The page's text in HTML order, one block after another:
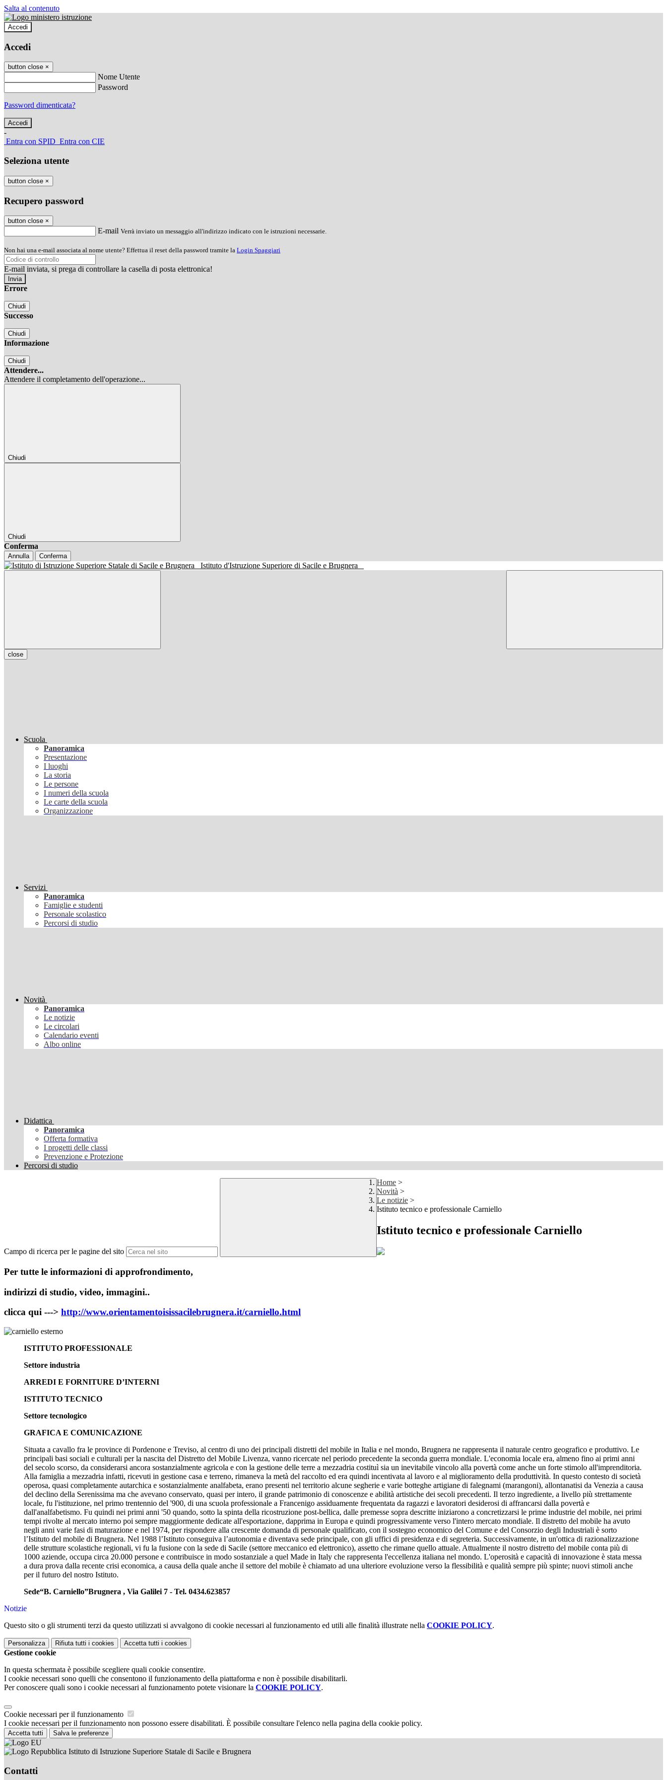
Salta al contenuto
Accedi
Accedi
button close ×
Nome Utente
Password
Password dimenticata?
-
Entra con SPID Entra con CIE
Seleziona utente
button close ×
Recupero password
button close ×
E-mail Verrà inviato un messaggio all'indirizzo indicato con le istruzioni necessarie.
Non hai una e-mail associata al nome utente? Effettua il reset della password tramite la Login Spaggiari
E-mail inviata, si prega di controllare la casella di posta elettronica!
Errore
Chiudi
Successo
Chiudi
Informazione
Chiudi
Attendere...
Attendere il completamento dell'operazione...
Chiudi
Chiudi
Conferma
Annulla Conferma
Istituto d'Istruzione Superiore di Sacile e Brugnera
close
Scuola
Panoramica
Presentazione
I luoghi
La storia
Le persone
I numeri della scuola
Le carte della scuola
Organizzazione
Servizi
Panoramica
Famiglie e studenti
Personale scolastico
Percorsi di studio
Novità
Panoramica
Le notizie
Le circolari
Calendario eventi
Albo online
Didattica
Panoramica
Offerta formativa
I progetti delle classi
Prevenzione e Protezione
Percorsi di studio
Campo di ricerca per le pagine del sito
Home >
Novità >
Le notizie >
Istituto tecnico e professionale Carniello
Istituto tecnico e professionale Carniello
Per tutte le informazioni di approfrondimento,
indirizzi di studio, video, immagini..
clicca qui ---> http://www.orientamentoisissacilebrugnera.it/carniello.html
ISTITUTO PROFESSIONALE
Settore industria
ARREDI E FORNITURE D’INTERNI
ISTITUTO TECNICO
Settore tecnologico
GRAFICA E COMUNICAZIONE
Situata a cavallo fra le province di Pordenone e Treviso, al centro di uno dei principali distretti del mobile in Italia e nel mondo, Brugnera ne rappresenta il naturale centro geografico e produttivo. Le
principali basi sociali e culturali per la nascita del Distretto del Mobile Livenza, vanno ricercate nel periodo precedente la seconda guerra mondiale. L'economia locale era, almeno fino ai primi anni
del secolo scorso, da considerarsi ancora sostanzialmente agricola e con la gestione delle terre a mezzadria costituì sia un inevitabile vincolo alla povertà come anche un forte stimolo all'imprenditoria.
Alla famiglia a mezzadria infatti, ricevuti in gestione casa e terreno, rimaneva la metà del raccolto ed era quindi incentivata al lavoro e al miglioramento della produttività. In questo contesto di società
operosa, quasi completamente autarchica e sostanzialmente analfabeta, erano presenti nel territorio alcune segherie e varie botteghe artigiane di falegnami (marangoni), allontanatisi da Venezia a causa
del declino della Serenissima ma che avevano conservato, quasi per intero, il grande patrimonio di conoscenze e abilità artistiche dei secoli precedenti. Il terzo ingrediente, a livello più strettamente
locale, fu l'istituzione, nel primo trentennio del '900, di una scuola professionale a Francenigo assiduamente frequentata da ragazzi e lavoratori desiderosi di affrancarsi dalla povertà e
dall'analfabetismo. Fu quindi nei primi anni '50 quando, sotto la spinta della ricostruzione post-bellica, dalle premesse sopra descritte iniziarono a concretizzarsi le prime industrie del mobile, nei primi
tempi rivolte al mercato interno poi sempre maggiormente dedicate all'esportazione, dapprima in Europa e quindi progressivamente verso l'intero mercato mondiale. Il distretto del mobile ha avuto
negli anni varie fasi di maturazione e nel 1974, per rispondere alla crescente domanda di personale qualificato, con il sostegno economico del Comune e del Consorzio degli Industriali è sorto
l’Istituto del mobile di Brugnera. Nel 1988 l’Istituto conseguiva l’autonomia e diventava sede principale, con gli uffici di presidenza e di segreteria. Successivamente, in un'ottica di razionalizzazione
delle strutture scolastiche regionali, vi fu la fusione con la sede di Sacile (settore meccanico ed elettronico), assetto che rimane quello attuale. Attualmente il nostro distretto del mobile conta più di
1000 aziende, occupa circa 20.000 persone e contribuisce in modo sostanziale a quel Made in Italy che rappresenta l'eccellenza italiana nel mondo. L'operosità e capacità di innovazione è stata messa
a dura prova dalla recente crisi economica, a causa della quale anche il settore del mobile è chiamato ad una ulteriore evoluzione verso la flessibilità e qualità sempre più spinte; nuovi stimoli anche
per il futuro del nostro Istituto.
Sede“B. Carniello”Brugnera , Via Galilei 7 - Tel. 0434.623857
Notizie
Questo sito o gli strumenti terzi da questo utilizzati si avvalgono di cookie necessari al funzionamento ed utili alle finalità illustrate nella COOKIE POLICY.
Personalizza Rifiuta tutti i cookies Accetta tutti i cookies
Gestione cookie
In questa schermata è possibile scegliere quali cookie consentire.
I cookie necessari sono quelli che consentono il funzionamento della piattaforma e non è possibile disabilitarli.
Per conoscere quali sono i cookie necessari al funzionamento potete visionare la COOKIE POLICY.
Cookie necessari per il funzionamento
I cookie necessari per il funzionamento non possono essere disabilitati. È possibile consultare l'elenco nella pagina della cookie policy.
Accetta tutti Salva le preferenze
Istituto di Istruzione Superiore Statale di Sacile e Brugnera
Contatti